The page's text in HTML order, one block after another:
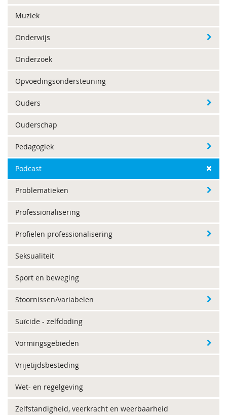
Muziek
Onderwijs
Onderzoek
Opvoedingsondersteuning
Ouders
Ouderschap
Pedagogiek
Podcast
Problematieken
Professionalisering
Profielen professionalisering
Seksualiteit
Sport en beweging
Stoornissen/variabelen
Suïcide - zelfdoding
Vormingsgebieden
Vrijetijdsbesteding
Wet- en regelgeving
Zelfstandigheid, veerkracht en weerbaarheid